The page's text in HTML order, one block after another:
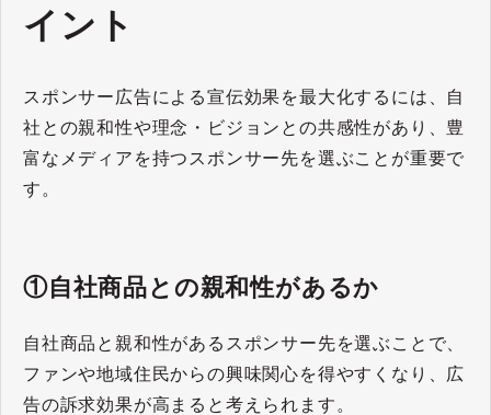
イント
スポンサー広告による宣伝効果を最大化するには、自
社との親和性や理念・ビジョンとの共感性があり、豊
富なメディアを持つスポンサー先を選ぶことが重要で
す。
①自社商品との親和性があるか
自社商品と親和性があるスポンサー先を選ぶことで、
ファンや地域住民からの興味関心を得やすくなり、広
告の訴求効果が高まると考えられます。